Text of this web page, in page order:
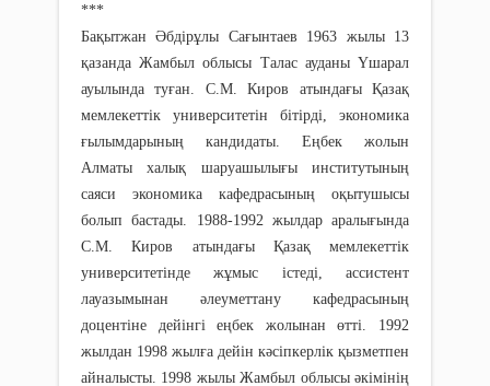
***
Бақытжан Әбдірұлы Сағынтаев 1963 жылы 13
қазанда Жамбыл облысы Талас ауданы Үшарал
ауылында туған. С.М. Киров атындағы Қазақ
мемлекеттік университетін бітірді, экономика
ғылымдарының кандидаты. Еңбек жолын
Алматы халық шаруашылығы институтының
саяси экономика кафедрасының оқытушысы
болып бастады. 1988-1992 жылдар аралығында
С.М. Киров атындағы Қазақ мемлекеттік
университетінде жұмыс істеді, ассистент
лауазымынан әлеуметтану кафедрасының
доцентіне дейінгі еңбек жолынан өтті. 1992
жылдан 1998 жылға дейін кәсіпкерлік қызметпен
айналысты. 1998 жылы Жамбыл облысы әкімінің